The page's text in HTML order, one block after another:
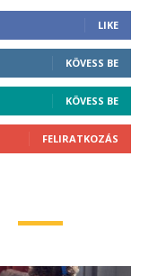
LIKE
KÖVESS BE
KÖVESS BE
FELIRATKOZÁS